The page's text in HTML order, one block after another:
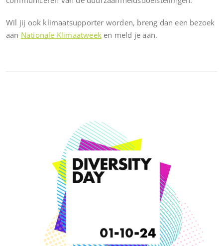
Wil jij ook klimaatsupporter worden, breng dan een bezoek
aan Nationale Klimaatweek en meld je aan.